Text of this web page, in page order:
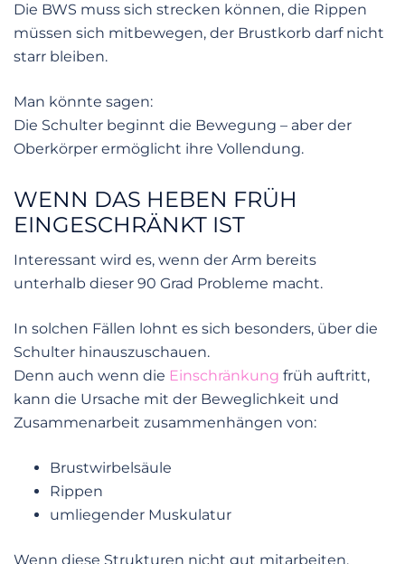
Die BWS muss sich strecken können, die Rippen
müssen sich mitbewegen, der Brustkorb darf nicht
starr bleiben.
Man könnte sagen:
Die Schulter beginnt die Bewegung – aber der
Oberkörper ermöglicht ihre Vollendung.
WENN DAS HEBEN FRÜH
EINGESCHRÄNKT IST
Interessant wird es, wenn der Arm bereits
unterhalb dieser 90 Grad Probleme macht.
In solchen Fällen lohnt es sich besonders, über die
Schulter hinauszuschauen.
Denn auch wenn die Einschränkung früh auftritt,
kann die Ursache mit der Beweglichkeit und
Zusammenarbeit zusammenhängen von:
Brustwirbelsäule
Rippen
umliegender Muskulatur
Wenn diese Strukturen nicht gut mitarbeiten,